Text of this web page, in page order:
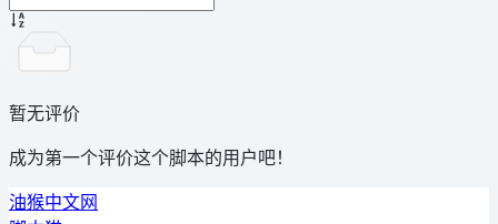
暂无评价
成为第一个评价这个脚本的用户吧！
油猴中文网